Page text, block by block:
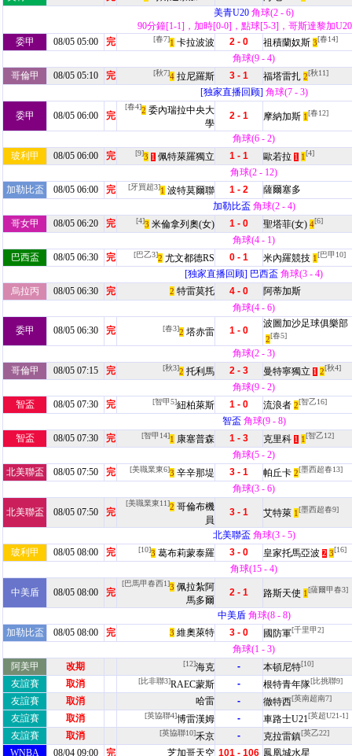
美青U20 角球(2 - 6)
90分鐘[1-1]，加時[0-0]，點球[5-3]，哥斯達黎加
委甲
08/05 05:00 完 [春7]1 卡拉波波 2 - 0 祖積蘭奴斯 3[春14]
角球(9 - 4)
哥倫甲
08/05 05:10 完 [秋7]4 拉尼羅斯 3 - 1 福塔雷扎 2[秋11]
[独家直播回顾] 角球(7 - 3)
委甲 08/05 06:00 完
[春4]2 委內瑞拉中央大
學
2 - 1 摩納加斯 1[春12]
角球(6 - 2)
玻利甲
08/05 06:00 完 [9]3 1 佩特萊羅獨立 1 - 1 歐若拉 1 1[4]
角球(2 - 12)
加勒比盃
08/05 06:00 完 [牙買超3]1 波特莫爾聯 1 - 2
薩爾塞多
加勒比盃 角球(2 - 4)
哥女甲
08/05 06:20 完 [4]3 米倫拿列奧(女) 1 - 0 聖塔菲(女) 4[6]
角球(4 - 1)
巴西盃
08/05 06:30 完 [巴乙3]2 尤文都德RS 0 - 1 米內羅競技 1[巴甲10]
[独家直播回顾] 巴西盃 角球(3 - 4)
烏拉丙
08/05 06:30 完 2 特雷莫托 4 - 0
阿蒂加斯
角球(4 - 6)
委甲 08/05 06:30 完 [春3]2 塔赤雷 1 - 0
波圖加沙足球俱樂部
2[春5]
角球(2 - 3)
哥倫甲
08/05 07:15 完 [秋3]2 托利馬 2 - 3 曼特寧獨立 1 2[秋4]
角球(9 - 2)
智盃
08/05 07:30 完 [智甲5]紐柏萊斯 1 - 0 流浪者 2[智乙16]
智盃 角球(9 - 8)
智盃
08/05 07:30 完 [智甲14]1 康塞普森 1 - 3 克里科 1 1[智乙12]
角球(5 - 2)
北美聯盃
08/05 07:50 完 [美職業東6]3 辛辛那堤 3 - 1 帕丘卡 2[墨西超春13]
角球(3 - 6)
北美聯盃 08/05 07:50 完
[美職業東11]2 哥倫布機
員
3 - 1 艾特萊 1[墨西超春9]
北美聯盃 角球(3 - 5)
玻利甲
08/05 08:00 完 [10]3 葛布莉蒙泰羅 3 - 0 皇家托馬亞波 2 3[16]
角球(15 - 4)
中美盾 08/05 08:00 完
[巴馬甲春西1]3 佩拉紮阿
馬多爾
2 - 1 路斯天使 1[薩爾甲春3]
中美盾角球(8 - 8)
加勒比盃
08/05 08:00 完 3 維奧萊特 3 - 0 國防軍[千里甲2]
角球(1 - 3)
阿美甲
改期 [12]海克 - 本頓尼特[10]
友誼賽 取消 [比非聯3]RAEC蒙斯 - 根特青年隊[比挑聯9]
友誼賽 取消 哈雷 - 徹特西[英南超南7]
友誼賽 取消 [英協聯4]博雷漢姆 - 車路士U21[英超U21-1]
友誼賽 取消 [英協聯10]禾京 - 克拉雷鎮[英乙22]
WNBA 08/04 09:00 完 芝加哥天空 101 - 106 鳳凰城水星